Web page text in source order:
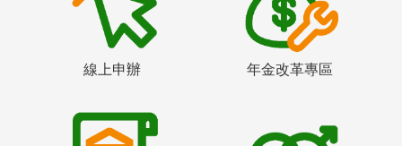
線上申辦 年金改革專區